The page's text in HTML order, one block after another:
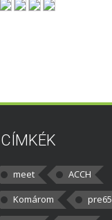
CÍMKÉK
meet
ACCH
Komárom
pre65